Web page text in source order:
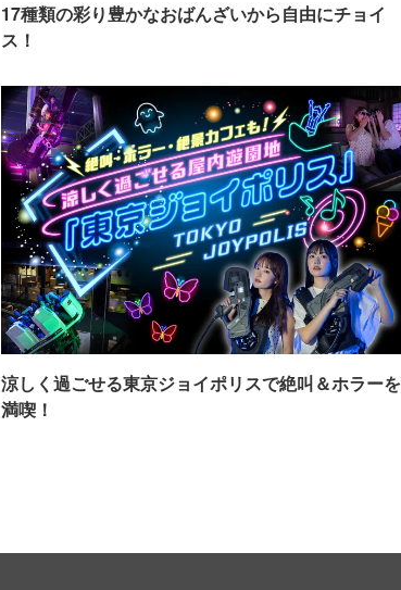
17種類の彩り豊かなおばんざいから自由にチョイ
ス！
涼しく過ごせる東京ジョイポリスで絶叫＆ホラーを
満喫！